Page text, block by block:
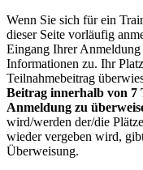
Wenn Sie sich für ein
dieser Seite vorläufig
Eingang Ihrer
Informationen zu. Ihr
Teilnahmebeitrag
Beitrag innerhalb von 7
Anmeldung zu
wird/werden der/die
wieder vergeben wird,
Überweisung.